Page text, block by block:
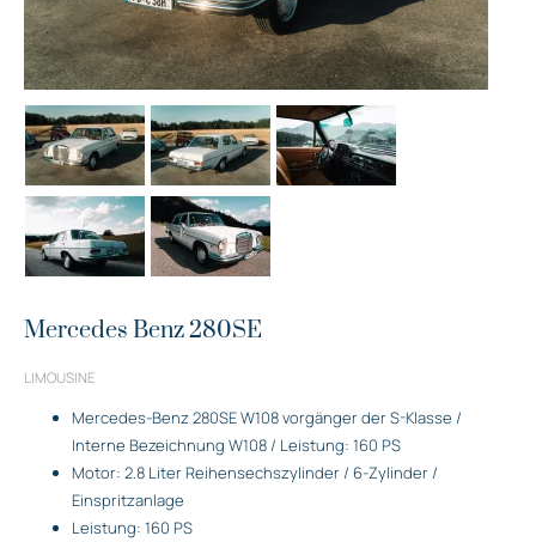
Mercedes Benz 280SE
LIMOUSINE
Mercedes-Benz 280SE W108 vorgänger der S-Klasse /
Interne Bezeichnung W108 / Leistung: 160 PS
Motor: 2.8 Liter Reihensechszylinder / 6-Zylinder /
Einspritzanlage
Leistung: 160 PS